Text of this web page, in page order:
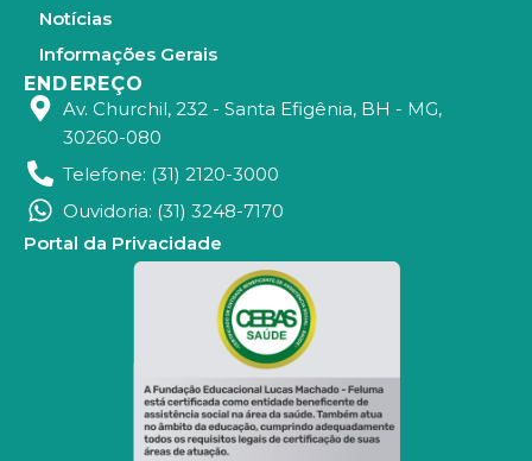
Notícias
Informações Gerais
ENDEREÇO
Av. Churchil, 232 - Santa Efigênia, BH - MG,
30260-080
Telefone: (31) 2120-3000
Ouvidoria: (31) 3248-7170
Portal da Privacidade